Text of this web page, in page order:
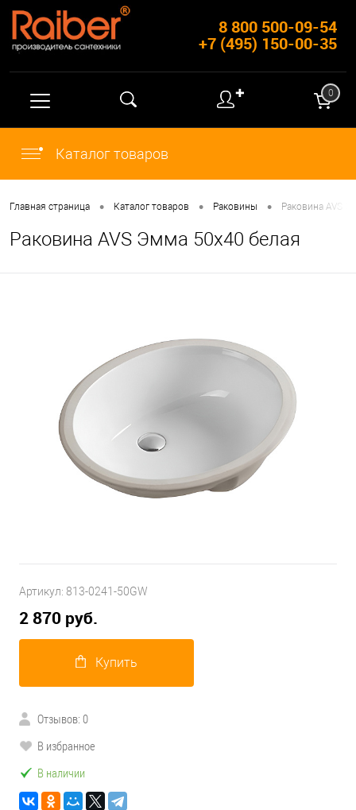
8 800 500-09-54
+7 (495) 150-00-35
✚ 0
Каталог товаров
Главная страница • Каталог товаров • Раковины • Раковина AVS
Раковина AVS Эмма 50x40 белая
Артикул: 813-0241-50GW
2 870 руб.
Купить
Отзывов: 0
В избранное
В наличии